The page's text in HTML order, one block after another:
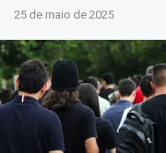
25 de maio de 2025